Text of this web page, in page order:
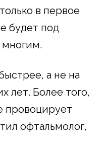
в первое
будет под
многим.
а не на
лет. Более того,
провоцирует
офтальмолог,